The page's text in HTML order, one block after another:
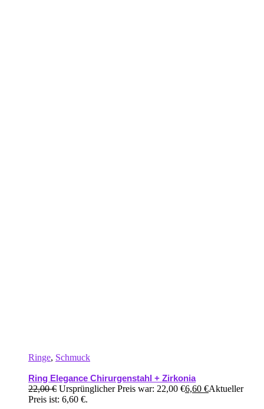
Ringe, Schmuck
Ring Elegance Chirurgenstahl + Zirkonia
22,00€ Ursprünglicher Preis war: 22,00 €6,60 €Aktueller
Preis ist: 6,60 €.